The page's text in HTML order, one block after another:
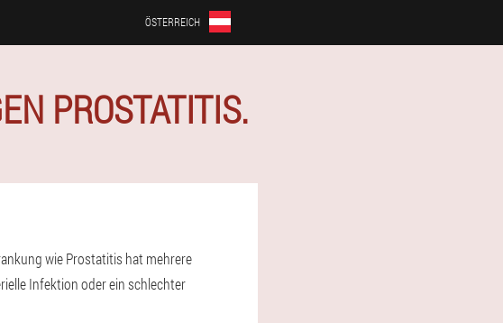
ÖSTERREICH
PROSTATITIS.
wie Prostatitis hat mehrere
Infektion oder ein schlechter